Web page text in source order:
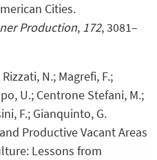
Cities.
Production, 172, 3081–
N.; Magrefi, F.;
U.; Centrone Stefani, M.;
F.; Gianquinto, G.
Productive Vacant Areas
Lessons from